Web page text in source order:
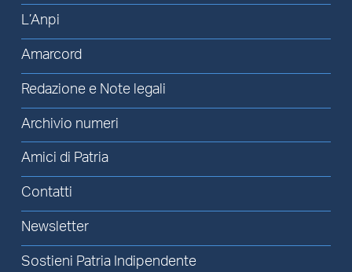
L’Anpi
Amarcord
Redazione e Note legali
Archivio numeri
Amici di Patria
Contatti
Newsletter
Sostieni Patria Indipendente